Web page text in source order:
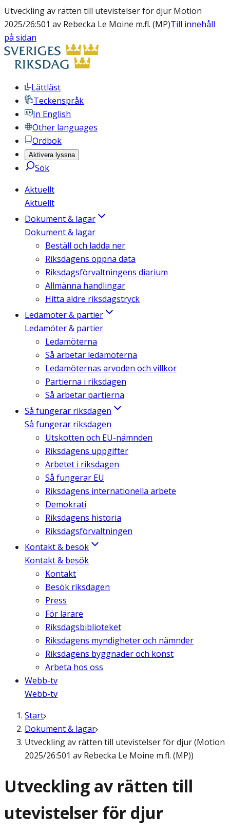
Utveckling av rätten till utevistelser för djur Motion
2025/26:501 av Rebecka Le Moine m.fl. (MP)Till innehåll
på sidan
Lättläst
Teckenspråk
In English
Other languages
Ordbok
Aktivera lyssna
Sök
Aktuellt
Aktuellt
Dokument & lagar
Dokument & lagar
Beställ och ladda ner
Riksdagens öppna data
Riksdagsförvaltningens diarium
Allmänna handlingar
Hitta äldre riksdagstryck
Ledamöter & partier
Ledamöter & partier
Ledamöterna
Så arbetar ledamöterna
Ledamöternas arvoden och villkor
Partierna i riksdagen
Så arbetar partierna
Så fungerar riksdagen
Så fungerar riksdagen
Utskotten och EU-nämnden
Riksdagens uppgifter
Arbetet i riksdagen
Så fungerar EU
Riksdagens internationella arbete
Demokrati
Riksdagens historia
Riksdagsförvaltningen
Kontakt & besök
Kontakt & besök
Kontakt
Besök riksdagen
Press
För lärare
Riksdagsbiblioteket
Riksdagens myndigheter och nämnder
Riksdagens byggnader och konst
Arbeta hos oss
Webb-tv
Webb-tv
Start
Dokument & lagar
Utveckling av rätten till utevistelser för djur (Motion
2025/26:501 av Rebecka Le Moine m.fl. (MP))
Utveckling av rätten till
utevistelser för djur